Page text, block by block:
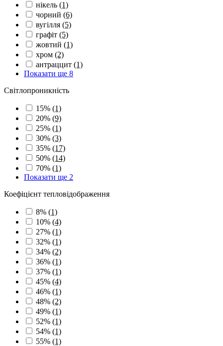
нікель (1)
чорний (6)
вугілля (5)
графіт (5)
жовтий (1)
хром (2)
антраццит (1)
Показати ще 8
Світлопроникність
15% (1)
20% (9)
25% (1)
30% (3)
35% (17)
50% (14)
70% (1)
Показати ще 2
Коефіцієнт тепловідображення
8% (1)
10% (4)
27% (1)
32% (1)
34% (2)
36% (1)
37% (1)
45% (4)
46% (1)
48% (2)
49% (1)
52% (1)
54% (1)
55% (1)